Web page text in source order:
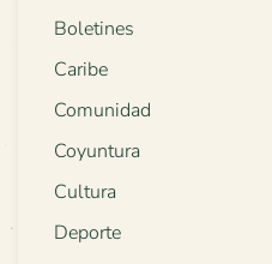
Boletines
Caribe
Comunidad
Coyuntura
Cultura
Deporte